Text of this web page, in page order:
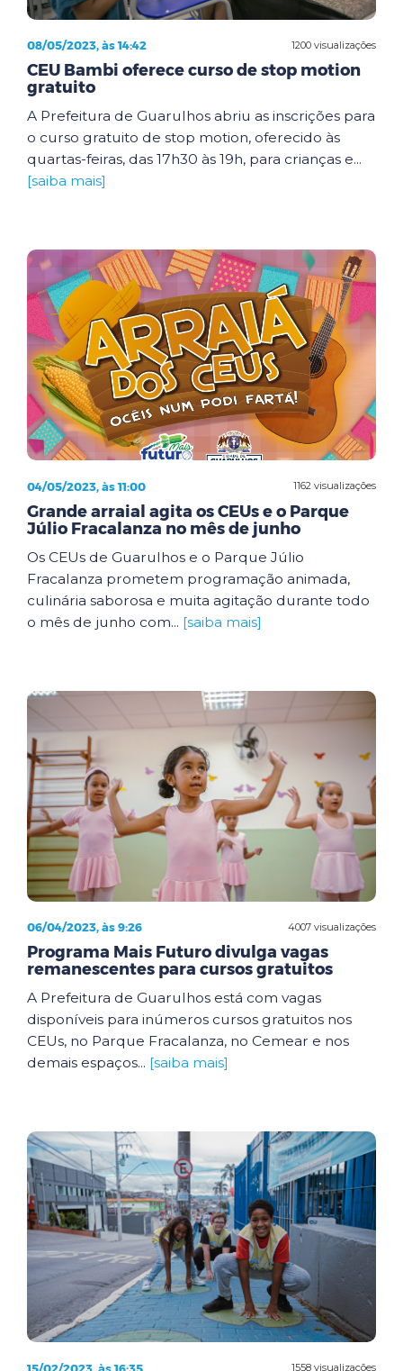
1200 visualizações
08/05/2023, às 14:42
CEU Bambi oferece curso de stop motion
gratuito
A Prefeitura de Guarulhos abriu as inscrições para
o curso gratuito de stop motion, oferecido às
quartas-feiras, das 17h30 às 19h, para crianças e...
[saiba mais]
1162 visualizações
04/05/2023, às 11:00
Grande arraial agita os CEUs e o Parque
Júlio Fracalanza no mês de junho
Os CEUs de Guarulhos e o Parque Júlio
Fracalanza prometem programação animada,
culinária saborosa e muita agitação durante todo
o mês de junho com... [saiba mais]
4007 visualizações
06/04/2023, às 9:26
Programa Mais Futuro divulga vagas
remanescentes para cursos gratuitos
A Prefeitura de Guarulhos está com vagas
disponíveis para inúmeros cursos gratuitos nos
CEUs, no Parque Fracalanza, no Cemear e nos
demais espaços... [saiba mais]
1558 visualizações
15/02/2023, às 16:35